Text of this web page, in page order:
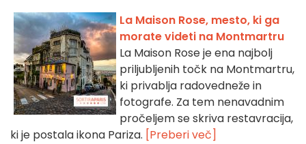
La Maison Rose, mesto, ki ga
morate videti na Montmartru
La Maison Rose je ena najbolj
priljubljenih točk na Montmartru,
ki privablja radovedneže in
fotografe. Za tem nenavadnim
pročeljem se skriva restavracija,
ki je postala ikona Pariza. [Preberi več]